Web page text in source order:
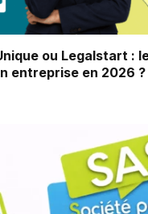
ou Legalstart :
entreprise en 2026 ?